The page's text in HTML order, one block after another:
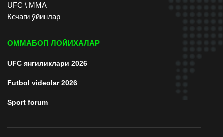
UFC \ ММА
Кечаги ўйинлар
ОММАБОП ЛОЙИХАЛАР
UFC янгиликлари 2026
Futbol videolar 2026
Sport forum